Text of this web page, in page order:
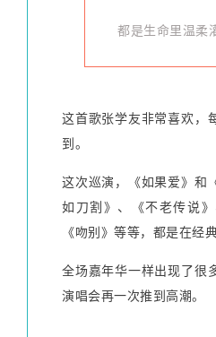
都是生命里温柔
这首歌张学友非常喜欢，
到。
这次巡演，《如果爱》和
如刀割》、《不老传说》
《吻别》等等，都是在经
全场嘉年华一样出现了很
演唱会再一次推到高潮。